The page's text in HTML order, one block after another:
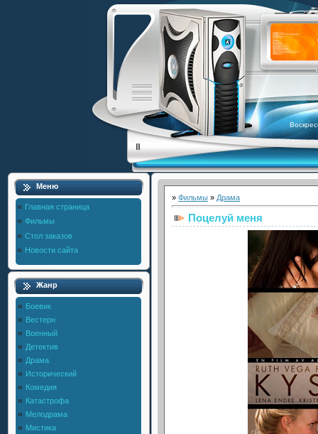
Меню
Главная страница
Фильмы
Стол заказов
Новости сайта
Жанр
Боевик
Вестерн
Военный
Детектив
Драма
Исторический
Комедия
Катастрофа
Мелодрама
Мистика
» Фильмы » Драма
Поцелуй меня